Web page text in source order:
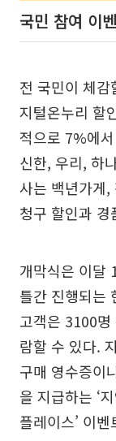
국민 참여 이
전 국민이 체
지털온누리 할
적으로 7%에
신한, 우리, 하
사는 백년가게
청구 할인과
개막식은 이달
틀간 진행되는
고객은 3100
람할 수 있다.
구매 영수증이
을 지급하는 ‘
플레이스’ 이